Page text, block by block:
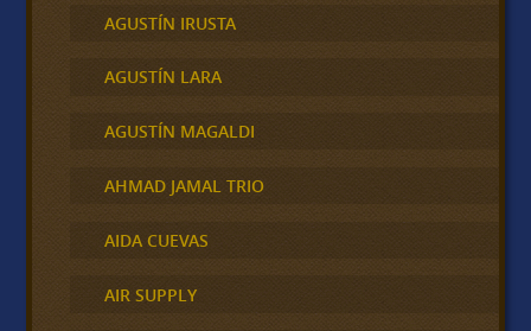
AGUSTÍN IRUSTA
AGUSTÍN LARA
AGUSTÍN MAGALDI
AHMAD JAMAL TRIO
AIDA CUEVAS
AIR SUPPLY